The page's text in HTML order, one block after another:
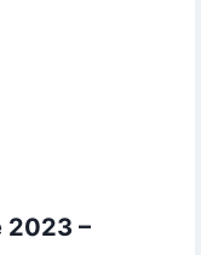
2023 –